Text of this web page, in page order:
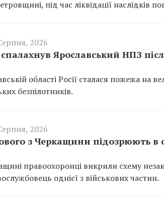
під час ліквідації наслідків
2026
спалахнув Ярославський НПЗ
області Росії сталася пожежа на
безпілотників.
2026
з Черкащини підозрюють в
правоохоронці викрили схему
однієї з військових частин.